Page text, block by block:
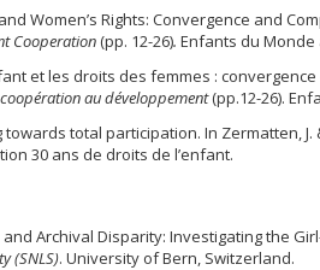
Womenʼs Rights: Convergence and
Cooperation(pp. 12-26). Enfants du
et les droits des femmes :
au développement(pp.12-26).
total participation. In Zermatten, J.
30 ans de droits de l’enfant.
Archival Disparity: Investigating the
(SNLS). University of Bern, Switzerland.